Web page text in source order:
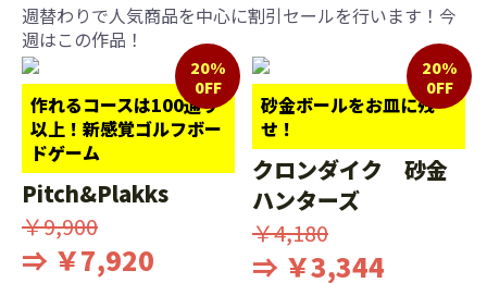
週替わりで人気商品を中心に割引セールを行います！今
週はこの作品！
作れるコースは100通り
以上！新感覚ゴルフボー
ドゲーム
20%
0FF
Pitch&Plakks
￥9,900
⇒ ￥7,920
砂金ボールをお皿に残
せ！
20%
0FF
クロンダイク 砂金
ハンターズ
￥4,180
⇒ ￥3,344